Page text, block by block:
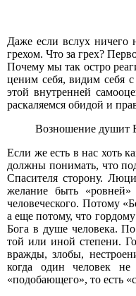
Даже если вслух ничего
грехом. Что за грех?
Почему мы так остро
ценим себя, видим себя
этой внутренней
раскаляемся обидой и
Возношение душит
Если же есть в нас хоть
должны понимать, что
Спасителя сторону.
желание быть
человеческого. Потому
а еще потому, что
Бога в душе человека.
той или иной степени.
вражды, злобы,
когда один человек
«подобающего», то есть